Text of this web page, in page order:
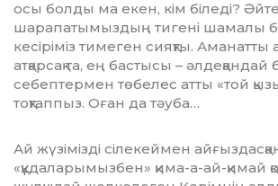
осы болды ма екен, кім біледі?
шарапатымыздың тигені шамалы
кесіріміз тимеген сияқ­ты.
атқарсақ та, ең бастысы –
себептермен төбелес атты «той
тоқтаппыз. Оған да тәуба…
Ай жүзімізді сілекеймен
«құдаларымызбен» қима-а-ай-қимай